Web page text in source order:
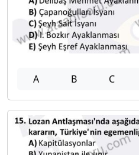
A B C